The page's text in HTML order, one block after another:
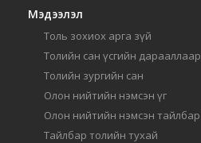
Мэдээлэл
Толь зохиох арга зүй
Толийн сан үсгийн дарааллаар
Толийн зургийн сан
Олон нийтийн нэмсэн үг
Олон нийтийн нэмсэн тайлбар
Тайлбар толийн тухай